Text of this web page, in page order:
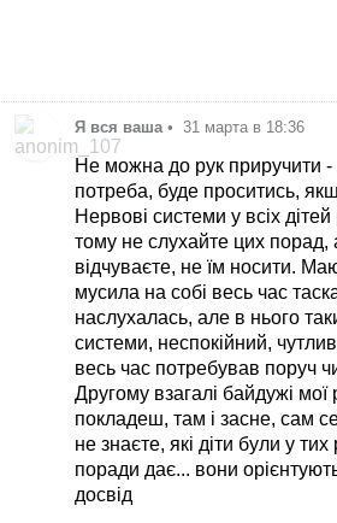
Я вся ваша • 31 марта в 18:36
Не можна до рук приручити
потреба, буде проситись,
Нервові системи у всіх дітей
тому не слухайте цих порад,
відчуваєте, не їм носити.
мусила на собі весь час
наслухалась, але в нього
системи, неспокійний,
весь час потребував поруч
Другому взагалі байдужі мої
покладеш, там і засне, сам
не знаєте, які діти були у
поради дає... вони
досвід